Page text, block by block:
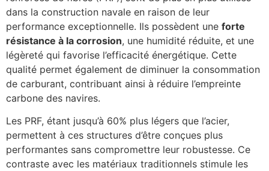
dans la construction navale en raison de leur
performance exceptionnelle. Ils possèdent une forte
résistance à la corrosion, une humidité réduite, et une
légèreté qui favorise l’efficacité énergétique. Cette
qualité permet également de diminuer la consommation
de carburant, contribuant ainsi à réduire l’empreinte
carbone des navires.
Les PRF, étant jusqu’à 60% plus légers que l’acier,
permettent à ces structures d’être conçues plus
performantes sans compromettre leur robustesse. Ce
contraste avec les matériaux traditionnels stimule les